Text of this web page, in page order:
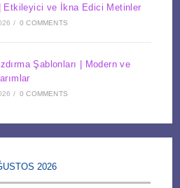
Etkileyici ve İkna Edici Metinler
/ 0 COMMENTS
Şablonları | Modern ve
/ 0 COMMENTS
2026